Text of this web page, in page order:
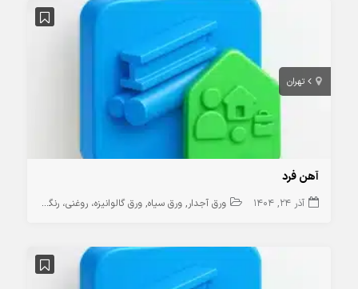
تهران
آهن فرد
آذر 24, 1404 ورق آجدار ورق سیاه ورق گالوانیزه، روغنی، رنگی